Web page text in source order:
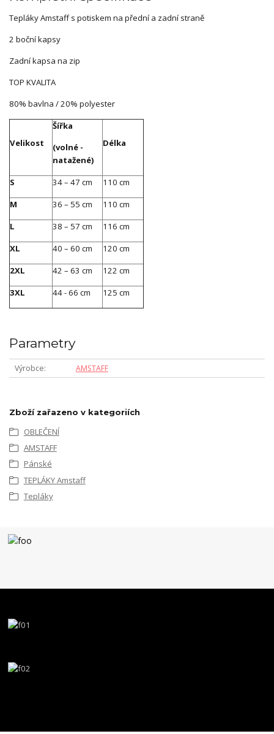
Tepláky Amstaff s potiskem na přední a zadní straně
2 boční kapsy
Zadní kapsa na zip
TOP KVALITA
80% bavlna / 20% polyester
Velikost
Šířka
(volné -
natažené)
Délka
S 34 – 47 cm
110 cm
M
36 – 55 cm
110 cm
L
38 – 57 cm
116 cm
XL
40 – 60 cm
120 cm
2XL
42 – 63 cm
122 cm
3XL
44 - 66 cm 125 cm
Parametry
Výrobce AMSTAFF
Zboží zařazeno v kategoriích
OBLEČENÍ
AMSTAFF
Pánské
TEPLÁKY Amstaff
Tepláky